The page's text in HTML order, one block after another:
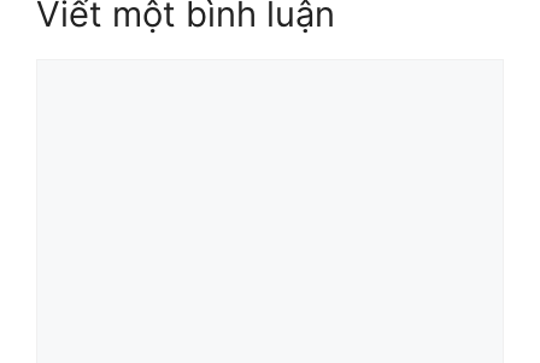
Viết một bình luận